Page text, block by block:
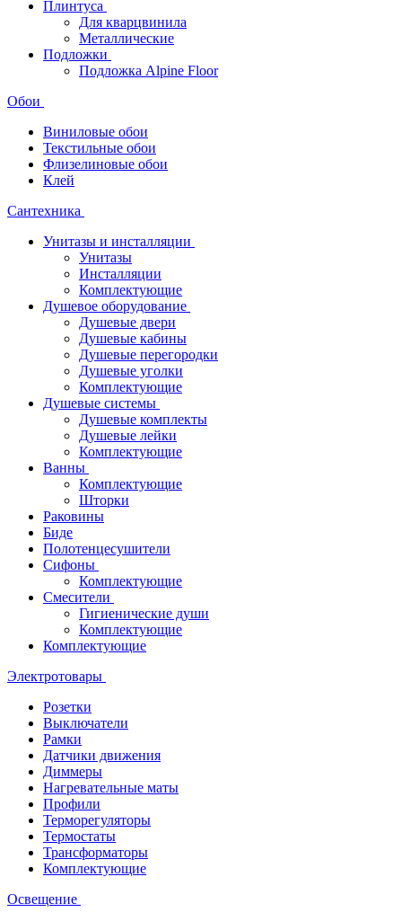
Плинтуса
Для кварцвинила
Металлические
Подложки
Подложка Alpine Floor
Обои
Виниловые обои
Текстильные обои
Флизелиновые обои
Клей
Сантехника
Унитазы и инсталляции
Унитазы
Инсталляции
Комплектующие
Душевое оборудование
Душевые двери
Душевые кабины
Душевые перегородки
Душевые уголки
Комплектующие
Душевые системы
Душевые комплекты
Душевые лейки
Комплектующие
Ванны
Комплектующие
Шторки
Раковины
Биде
Полотенцесушители
Сифоны
Комплектующие
Смесители
Гигиенические души
Комплектующие
Комплектующие
Электротовары
Розетки
Выключатели
Рамки
Датчики движения
Диммеры
Нагревательные маты
Профили
Терморегуляторы
Термостаты
Трансформаторы
Комплектующие
Освещение